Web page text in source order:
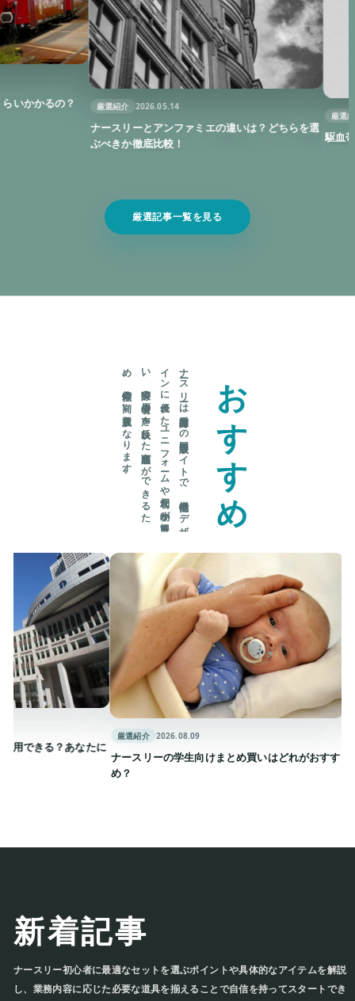
るの？ 厳選紹介 2026.05.14
ナースリーとアンファミエの違いは？どちらを選
ぶべきか徹底比較！
厳選紹介
駆血帯の正
厳選記事一覧を見る
おすすめ
ナ
ース
リ
ーは
看護師向け
の
専門通販サ
イ
ト
で
、
機能性や
デ
ザ
イ
ン
に
優れ
た
ユ
ニ
フ
ォ
ーム
や
便利な
小物が
豊富に
揃
い
、
実際の
使用者の
声を
反映し
た
商品選び
が
で
き
る
た
め
、
信頼性の
高い
選択肢と
な
り
ま
す
。
る？あなたに
2026.08.09
ナースリーの学生向けまとめ買いはどれがおすす は？
新着記事
ナースリー初心者に最適なセットを選ぶポイントや具体的なアイテムを解
説し、業務内容に応じた必要な道具を揃えることで自信を持ってスタート